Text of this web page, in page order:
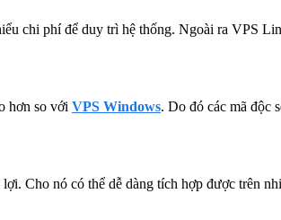
chi phí để duy trì hệ thống. Ngoài ra VPS
hơn so với VPS Windows. Do đó các mã độc
Cho nó có thể dễ dàng tích hợp được trên